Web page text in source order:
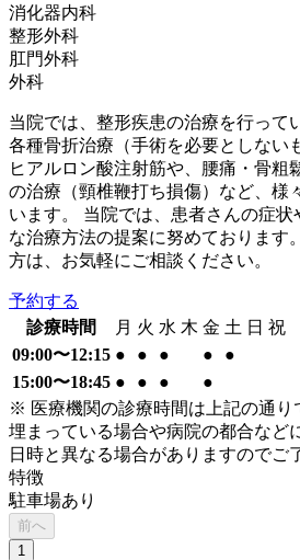
消化器内科
整形外科
肛門外科
外科
当院では、整形疾患の治療を行って
各種骨折治療（手術を必要としない
ヒアルロン酸注射筋や、腰痛・骨粗
の治療（頸椎鞭打ち損傷）など、様
います。 当院では、患者さんの症
な治療方法の提案に努めております
方は、お気軽にご相談ください。
予約する
診療時間
月 火 水 木 金 土 日 祝
09:00〜12:15 ● ● ● ●
●
15:00〜18:45 ● ● ●
●
※ 医療機関の診療時間は上記の通り
埋まっている場合や病院の都合など
日時と異なる場合がありますのでご
特徴
駐車場あり
前へ
1